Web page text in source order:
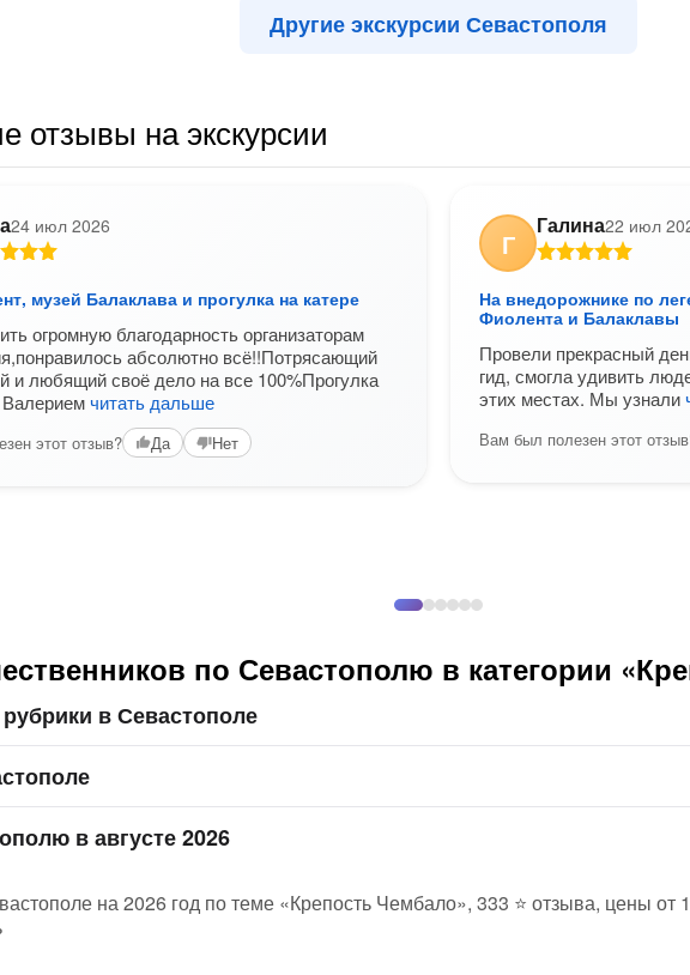
Другие экскурсии Севастополя
отзывы на экскурсии
24 июл 2026
музей Балаклава и прогулка на катере
огромную благодарность организаторам
абсолютно всё!!Потрясающий
и любящий своё дело на все 100%Прогулка
Валериемчитать дальше
этот отзыв? Да Нет
Г
Галина22 июл
На внедорожнике по
Фиолента и Балаклавы
Провели прекрасный
гид, смогла удивить
этих местах. Мы узнали
Вам был полезен этот
по Севастополю в категории
в Севастополе
в августе 2026
на 2026 год по теме «Крепость Чембало», 333 ⭐ отзыва, цены